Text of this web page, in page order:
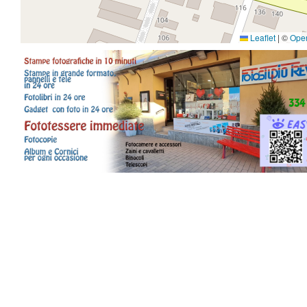
Leaflet | ©